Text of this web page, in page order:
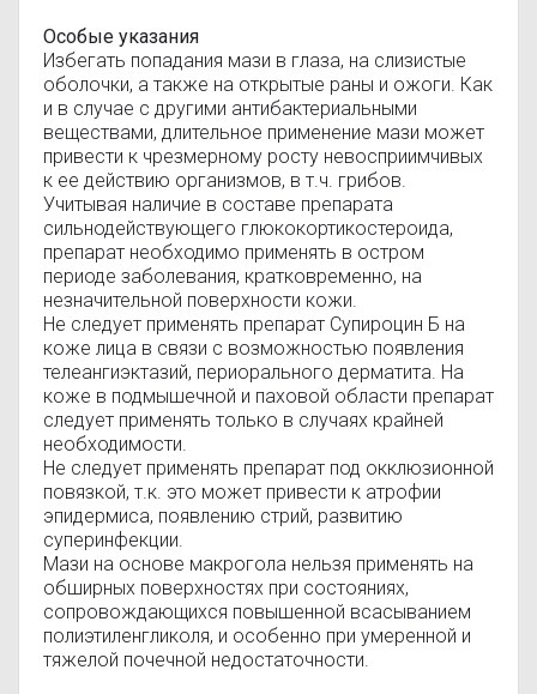
Особые указания
Избегать попадания мази в глаза, на слизистые
оболочки, а также на открытые раны и ожоги. Как
и в случае с другими антибактериальными
веществами, длительное применение мази может
привести к чрезмерному росту невосприимчивых
к ее действию организмов, в т.ч. грибов.
Учитывая наличие в составе препарата
сильнодействующего глюкокортикостероида,
препарат необходимо применять в остром
периоде заболевания, кратковременно, на
незначительной поверхности кожи.
Не следует применять препарат Супироцин Б на
коже лица в связи с возможностью появления
телеангиэктазий, периорального дерматита. На
коже в подмышечной и паховой области препарат
следует применять только в случаях крайней
необходимости.
Не следует применять препарат под окклюзионной
повязкой, т.к. это может привести к атрофии
эпидермиса, появлению стрий, развитию
суперинфекции.
Мази на основе макрогола нельзя применять на
обширных поверхностях при состояниях,
сопровождающихся повышенной всасыванием
полиэтиленгликоля, и особенно при умеренной и
тяжелой почечной недостаточности.